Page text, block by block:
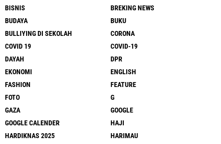
BISNIS
BREKING NEWS
BUDAYA
BUKU
BULLIYING DI SEKOLAH
CORONA
COVID 19
COVID-19
DAYAH
DPR
EKONOMI
ENGLISH
FASHION
FEATURE
FOTO
G
GAZA
GOOGLE
GOOGLE CALENDER
HAJI
HARDIKNAS 2025
HARIMAU